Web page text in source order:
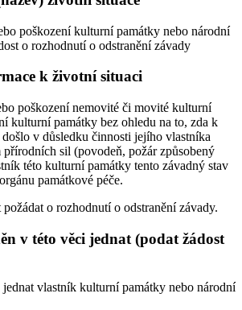
poškození kulturní památky nebo národní
o rozhodnutí o odstranění závady
k životní situaci
poškození nemovité či movité kulturní
kulturní památky bez ohledu na to, zda k
v důsledku činnosti jejího vlastníka
přírodních sil (povodeň, požár způsobený
této kulturní památky tento závadný stav
památkové péče.
požádat o rozhodnutí o odstranění závady.
v této věci jednat (podat žádost
vlastník kulturní památky nebo národní